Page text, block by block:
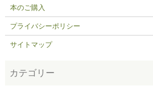
本のご購入
プライバシーポリシー
サイトマップ